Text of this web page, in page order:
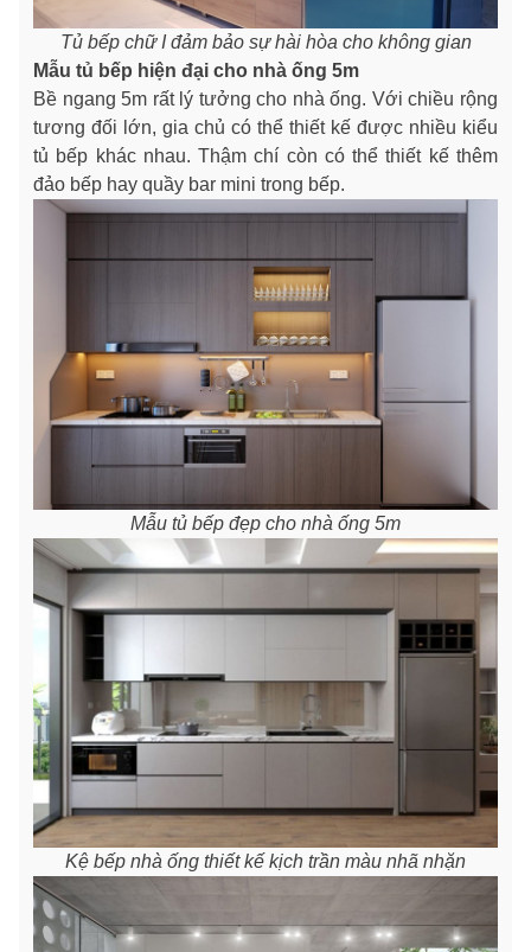
Tủ bếp chữ I đảm bảo sự hài hòa cho không gian
Mẫu tủ bếp hiện đại cho nhà ống 5m
Bề ngang 5m rất lý tưởng cho nhà ống. Với chiều rộng
tương đối lớn, gia chủ có thể thiết kế được nhiều kiểu
tủ bếp khác nhau. Thậm chí còn có thể thiết kế thêm
đảo bếp hay quầy bar mini trong bếp.
Mẫu tủ bếp đẹp cho nhà ống 5m
Kệ bếp nhà ống thiết kế kịch trần màu nhã nhặn